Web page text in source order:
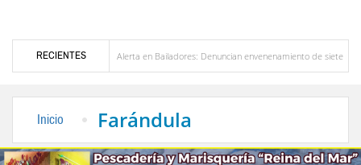
RECIENTES
Venezuela
Alerta en Bailadores: Denuncian envenenamiento de siete mascotas
Inicio Farándula